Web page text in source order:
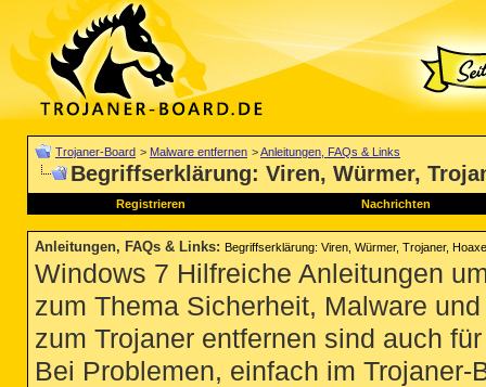
Trojaner-Board > Malware entfernen >Anleitungen, FAQs & Links
Begriffserklärung: Viren, Würmer,
Registrieren Nachrichten
Anleitungen, FAQs & Links: Begriffserklärung: Viren, Würmer, Trojaner,
Windows 7 Hilfreiche Anleitungen
zum Thema Sicherheit, Malware
zum Trojaner entfernen sind auch
Bei Problemen, einfach im